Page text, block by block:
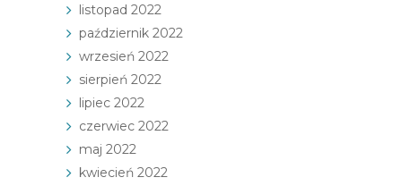
listopad 2022
październik 2022
wrzesień 2022
sierpień 2022
lipiec 2022
czerwiec 2022
maj 2022
kwiecień 2022